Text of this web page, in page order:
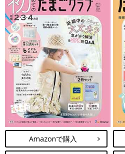
Amazonで購入